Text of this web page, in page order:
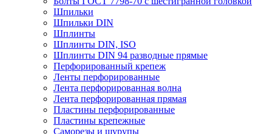
Шпильки
Шпильки DIN
Шплинты
Шплинты DIN, ISO
Шплинты DIN 94 разводные прямые
Перфорированный крепеж
Ленты перфорированные
Лента перфорированная волна
Лента перфорированная прямая
Пластины перфорированные
Пластины крепежные
Саморезы и шурупы